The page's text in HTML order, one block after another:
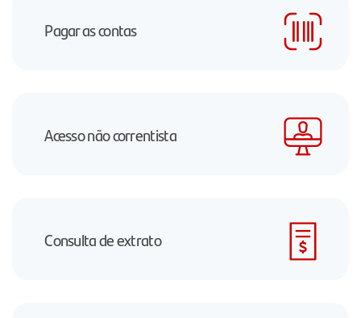
Pagar as contas
Acesso não correntista
Consulta de extrato